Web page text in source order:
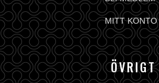
MITT KONTO
ÖVRIGT